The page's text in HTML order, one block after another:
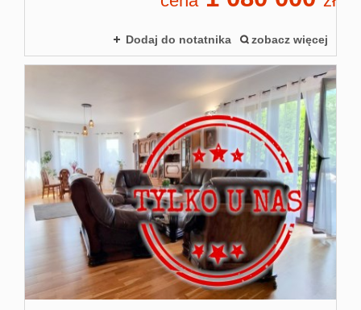
Dodaj do notatnika zobacz więcej